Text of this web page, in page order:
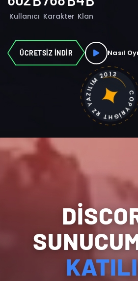
COPYRİGHT RZ
Kullanıcı Karakter Klan
ÜCRETSİZ İNDİR Nasıl